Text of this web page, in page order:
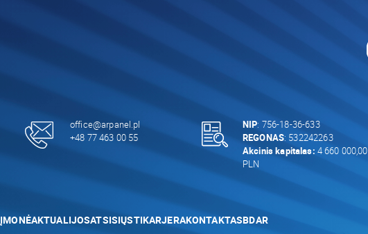
office@arpanel.pl
+48 77 463 00 55
NIP: 756-18-36-633
REGONAS: 532242263
Akcinis kapitalas: 4 660 000,00
PLN
ĮMONĖAKTUALIJOSATSISIŲSTIKARJERAKONTAKTASBDAR